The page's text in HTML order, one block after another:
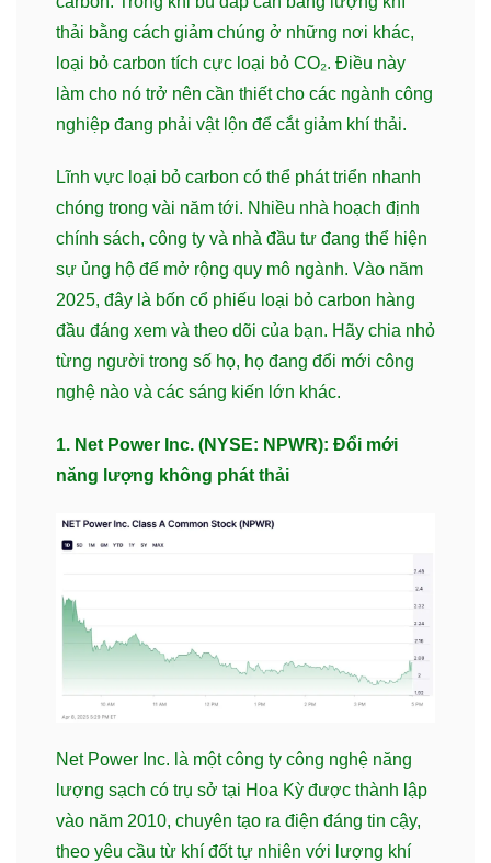
thải bằng cách giảm chúng ở những nơi khác,
loại bỏ carbon tích cực loại bỏ CO₂. Điều này
làm cho nó trở nên cần thiết cho các ngành công
nghiệp đang phải vật lộn để cắt giảm khí thải.
Lĩnh vực loại bỏ carbon có thể phát triển nhanh
chóng trong vài năm tới. Nhiều nhà hoạch định
chính sách, công ty và nhà đầu tư đang thể hiện
sự ủng hộ để mở rộng quy mô ngành. Vào năm
2025, đây là bốn cổ phiếu loại bỏ carbon hàng
đầu đáng xem và theo dõi của bạn. Hãy chia nhỏ
từng người trong số họ, họ đang đổi mới công
nghệ nào và các sáng kiến lớn khác.
1. Net Power Inc. (NYSE: NPWR): Đổi mới
năng lượng không phát thải
Net Power Inc. là một công ty công nghệ năng
lượng sạch có trụ sở tại Hoa Kỳ được thành lập
vào năm 2010, chuyên tạo ra điện đáng tin cậy,
theo yêu cầu từ khí đốt tự nhiên với lượng khí